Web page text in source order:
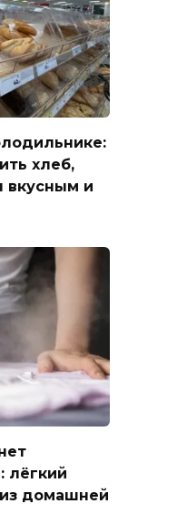
хлеб,
вкусным и
лёгкий
домашней